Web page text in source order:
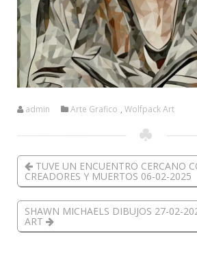
admin Arte Grafico , Wolfpack Art
TUVE UN ENCUENTRO CERCANO
CREADORES Y MUERTOS 06-02-2025
SHAWN MICHAELS DIBUJOS 27-02-
ART